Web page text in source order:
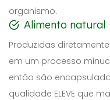
organismo.
Alimento natural
Produzidas
em um processo
então são
qualidade ELEVE que